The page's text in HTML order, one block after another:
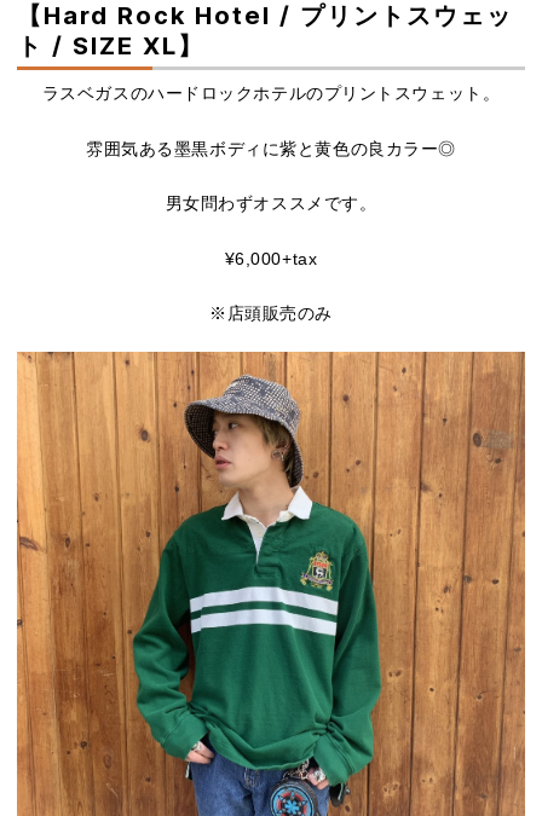
【Hard Rock Hotel / プリントスウェッ
ト / SIZE XL】
ラスベガスのハードロックホテルのプリントスウェット。
雰囲気ある墨黒ボディに紫と黄色の良カラー◎
男女問わずオススメです。
¥6,000+tax
※店頭販売のみ